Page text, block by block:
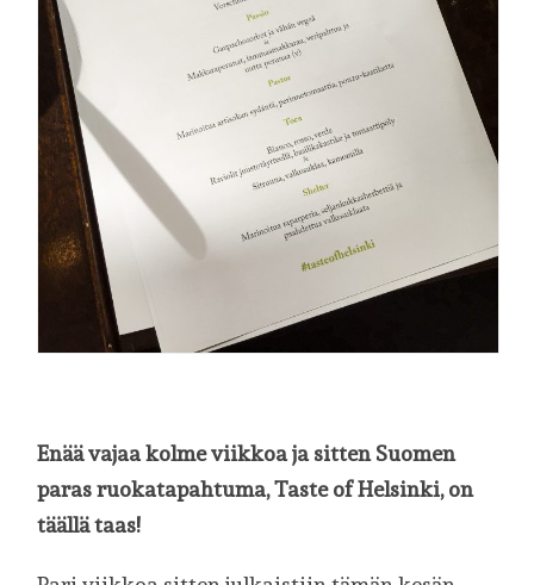
Enää vajaa kolme viikkoa ja sitten Suomen
paras ruokatapahtuma, Taste of Helsinki, on
täällä taas!